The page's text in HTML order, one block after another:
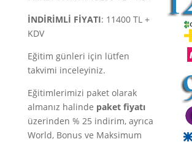
İNDİRİMLİ FİYATI: 11400 TL +
KDV
Eğitim günleri için lütfen
takvimi inceleyiniz.
Eğitimlerimizi paket olarak
almanız halinde paket fiyatı
üzerinden % 25 indirim, ayrıca
World, Bonus ve Maksimum